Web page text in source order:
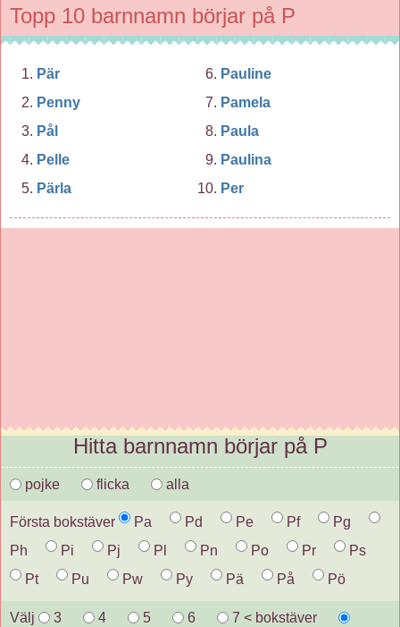
Topp 10 barnnamn börjar på P
Pär
Penny
Pål
Pelle
Pärla
Pauline
Pamela
Paula
Paulina
Per
Hitta barnnamn börjar på P
pojke flicka alla
Första bokstäver Pa Pd Pe Pf
Pg
Ph
Pi Pj Pl Pn Po Pr
Ps
Pt
Pu Pw Py Pä På Pö
Välj 3 4 5 6
7 < bokstäver